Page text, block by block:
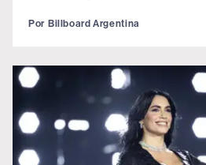
Por Billboard Argentina